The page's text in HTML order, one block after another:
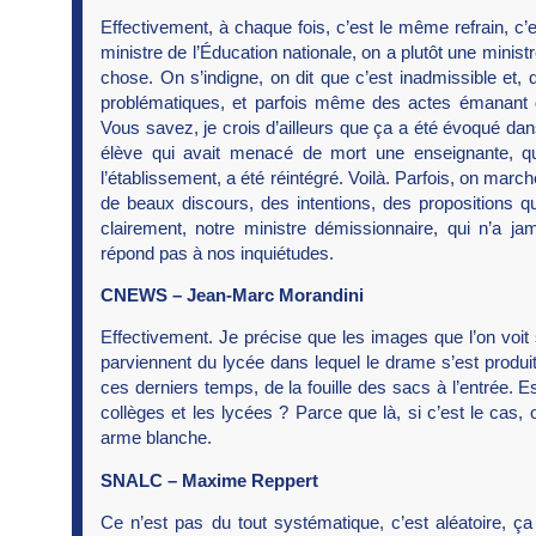
Effectivement, à chaque fois, c’est le même refrain,
ministre de l’Éducation nationale, on a plutôt une
chose. On s’indigne, on dit que c’est inadmissible
problématiques, et parfois même des actes
Vous savez, je crois d’ailleurs que ça a été évoqué
élève qui avait menacé de mort une enseignante,
l’établissement, a été réintégré. Voilà. Parfois, on
de beaux discours, des intentions, des propositions
clairement, notre ministre démissionnaire, qui n’a
répond pas à nos inquiétudes.
CNEWS – Jean-Marc Morandini
Effectivement. Je précise que les images que l’on
parviennent du lycée dans lequel le drame s’est
ces derniers temps, de la fouille des sacs à l’entrée.
collèges et les lycées ? Parce que là, si c’est le
arme blanche.
SNALC – Maxime Reppert
Ce n’est pas du tout systématique, c’est aléatoire,